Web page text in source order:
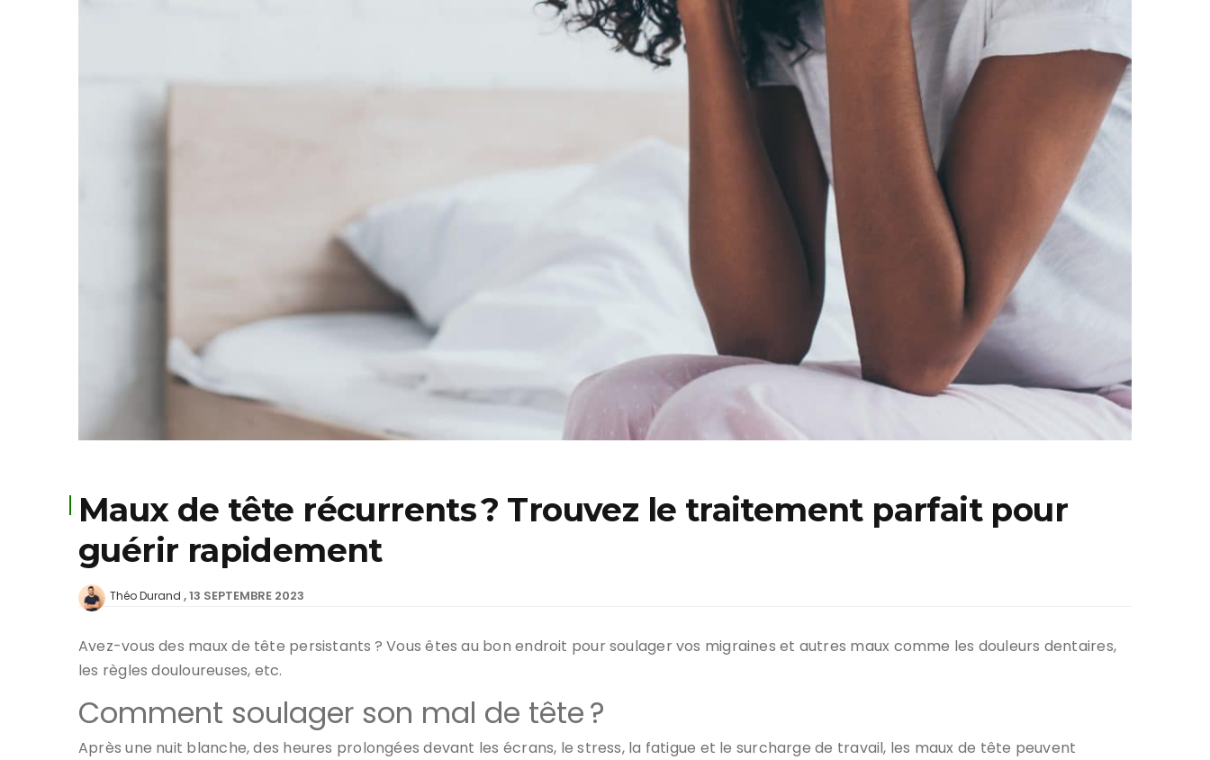
Maux de tête récurrents ? Trouvez le traitement parfait pour
guérir rapidement
Théo Durand 13 SEPTEMBRE 2023
Avez-vous des maux de tête persistants ? Vous êtes au bon endroit pour soulager vos migraines et autres maux comme les douleurs dentaires,
les règles douloureuses, etc.
Comment soulager son mal de tête ?
Après une nuit blanche, des heures prolongées devant les écrans, le stress, la fatigue et le surcharge de travail, les maux de tête peuvent